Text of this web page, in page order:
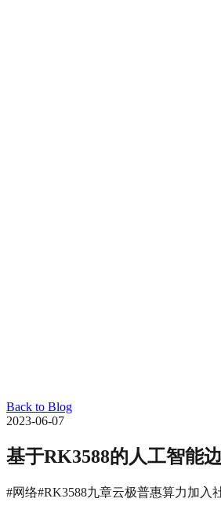
Back to Blog
2023-06-07
基于RK3588的人工智能
#网络#RK3588九章云极普惠算力加入